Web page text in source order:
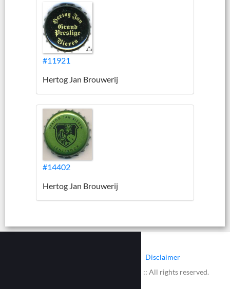
#11921
Hertog Jan Brouwerij
#14402
Hertog Jan Brouwerij
Disclaimer
© 2002 - 2026 :: www.bieretiketten.nl :: All rights reserved.